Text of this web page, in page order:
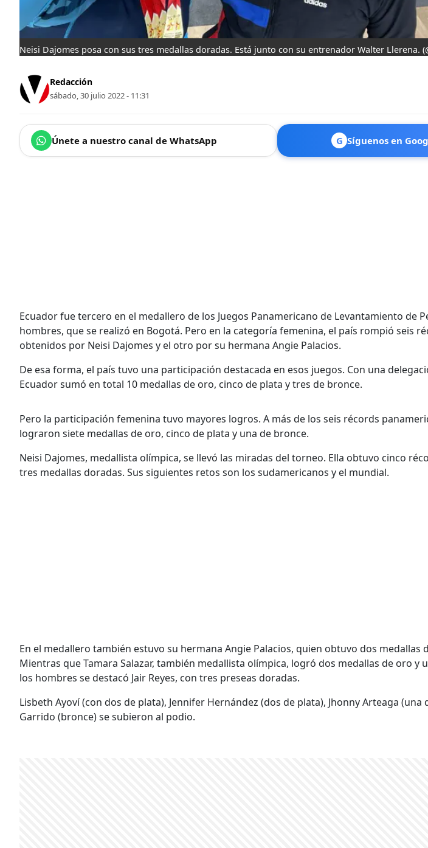
Neisi Dajomes posa con sus tres medallas doradas. Está junto con su entrenador Walter Llerena.
Redacción
sábado, 30 julio 2022 - 11:31
Únete a nuestro canal de WhatsApp G Síguenos en
Ecuador fue tercero en el medallero de los Juegos Panamericano de Levantamiento de
hombres, que se realizó en Bogotá. Pero en la categoría femenina, el país rompió seis
obtenidos por Neisi Dajomes y el otro por su hermana Angie Palacios.
De esa forma, el país tuvo una participación destacada en esos juegos. Con una
Ecuador sumó en total 10 medallas de oro, cinco de plata y tres de bronce.
Pero la participación femenina tuvo mayores logros. A más de los seis récords
lograron siete medallas de oro, cinco de plata y una de bronce.
Neisi Dajomes, medallista olímpica, se llevó las miradas del torneo. Ella obtuvo cinco
tres medallas doradas. Sus siguientes retos son los sudamericanos y el mundial.
En el medallero también estuvo su hermana Angie Palacios, quien obtuvo dos medallas
Mientras que Tamara Salazar, también medallista olímpica, logró dos medallas de oro y
los hombres se destacó Jair Reyes, con tres preseas doradas.
Lisbeth Ayoví (con dos de plata), Jennifer Hernández (dos de plata), Jhonny Arteaga (una
Garrido (bronce) se subieron al podio.